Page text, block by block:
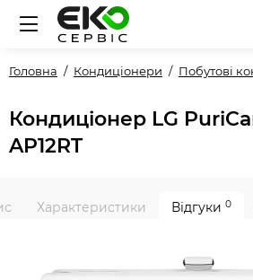
Головна Кондиціонери Побутові
Кондиціонер LG
AP12RT
Характеристики Відгуки 0